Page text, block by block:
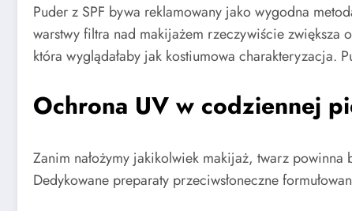
Puder z SPF bywa reklamowany jako wygodna
warstwy filtra nad makijażem rzeczywiście zwiększa
która wyglądałaby jak kostiumowa charakteryzacja.
Ochrona UV w codziennej
Zanim nałożymy jakikolwiek makijaż, twarz powinna
Dedykowane preparaty przeciwsłoneczne